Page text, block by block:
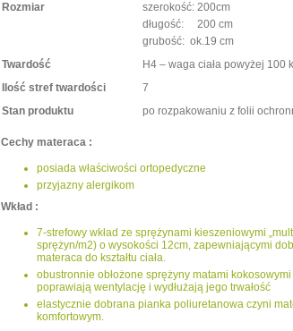
Rozmiar
szerokość: 200cm
długość: 200 cm
grubość: ok.19 cm
Twardość
H4 – waga ciała powyżej 100
Ilość stref twardości
7
Stan produktu
po rozpakowaniu z folii
Cechy materaca :
posiada właściwości ortopedyczne
przyjazny alergikom
Wkład :
7-strefowy wkład ze sprężynami kieszeniowymi
sprężyn/m2) o wysokości 12cm, zapewniającymi
materaca do kształtu ciała.
obustronnie obłożone sprężyny matami
poprawiają wentylację i wydłużają jego trwałość
elastycznie dobrana pianka poliuretanowa czyni
komfortowym.